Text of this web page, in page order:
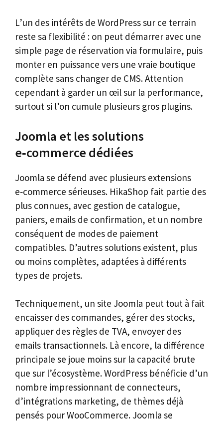
L’un des intérêts de WordPress sur ce terrain
reste sa flexibilité : on peut démarrer avec une
simple page de réservation via formulaire, puis
monter en puissance vers une vraie boutique
complète sans changer de CMS. Attention
cependant à garder un œil sur la performance,
surtout si l’on cumule plusieurs gros plugins.
Joomla et les solutions
e‑commerce dédiées
Joomla se défend avec plusieurs extensions
e‑commerce sérieuses. HikaShop fait partie des
plus connues, avec gestion de catalogue,
paniers, emails de confirmation, et un nombre
conséquent de modes de paiement
compatibles. D’autres solutions existent, plus
ou moins complètes, adaptées à différents
types de projets.
Techniquement, un site Joomla peut tout à fait
encaisser des commandes, gérer des stocks,
appliquer des règles de TVA, envoyer des
emails transactionnels. Là encore, la différence
principale se joue moins sur la capacité brute
que sur l’écosystème. WordPress bénéficie d’un
nombre impressionnant de connecteurs,
d’intégrations marketing, de thèmes déjà
pensés pour WooCommerce. Joomla se